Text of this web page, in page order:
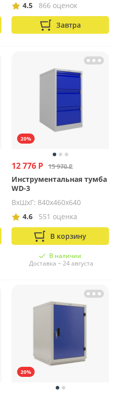
4.5
866 оценок
Завтра
20%
12 776 Р 15 970 Р
Инструментальная тумба
WD-3
ВхШхГ: 840х460х640
4.6
551 оценка
В корзину
В наличии
Доставка ~ 24 августа
20%